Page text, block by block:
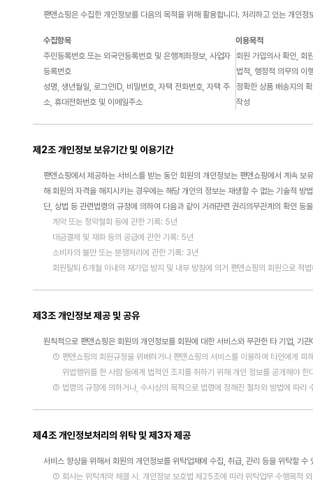
팬앤쇼핑은 수집한 개인정보를 다음의 목적을 위해 활용합니다. 처리하고 있는 개인
수집항목
이용목적
주민등록번호 또는 외국인등록번호 및 은행계좌정보, 사업자
등록번호
회원 가입의사 확인, 회
법적, 행정적 의무의 이
성명, 생년월일, 로그인ID, 비밀번호, 자택 전화번호, 자택 주
소, 휴대전화번호 및 이메일주소
정확한 상품 배송지의
작성
제2조 개인정보 보유기간 및 이용기간
팬앤쇼핑에서 제공하는 서비스를 받는 동안 회원의 개인정보는 팬앤쇼핑에서 계속
해 회원의 자격을 해지시키는 경우에는 해당 개인의 정보는 재생할 수 없는 기술적
단, 상법 등 관련법령의 규정에 의하여 다음과 같이 거래관련 권리의무관계의 확인
계약 또는 청약철회 등에 관한 기록: 5년
대금결제 및 재화 등의 공급에 관한 기록: 5년
소비자의 불만 또는 분쟁처리에 관한 기록: 3년
회원탈퇴 6개월 이내의 재가입 방지 및 내부 방침에 의거 팬앤쇼핑의 회원으로 적
제3조 개인정보 제공 및 공유
원칙적으로 팬앤쇼핑은 회원의 개인정보를 회원에 대한 서비스와 무관한 타 기업, 기
① 팬앤쇼핑의 회원규정을 위배하거나 팬앤쇼핑의 서비스를 이용하여 타인에게 피
위법행위를 한 사람 등에게 법적인 조치를 취하기 위해 개인 정보를 공개해야 한
② 법령의 규정에 의하거나, 수사상의 목적으로 법령에 정해진 절차와 방법에 따라
제4조 개인정보처리의 위탁 및 제3자 제공
서비스 향상을 위해서 회원의 개인정보를 위탁업체에 수집, 취급, 관리 등을 위탁할
① 회사는 위탁계약 체결 시, 개인정보 보호법 제25조에 따라 위탁업무 수행목적